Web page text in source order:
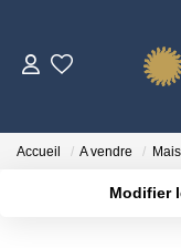
Accueil A vendre
Modifier